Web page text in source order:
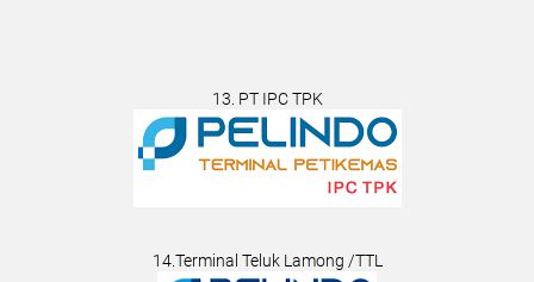
13. PT IPC TPK
14.Terminal Teluk Lamong /TTL